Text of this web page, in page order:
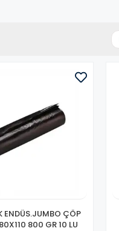
ENDÜS.JUMBO ÇÖP
800 GR 10 LU